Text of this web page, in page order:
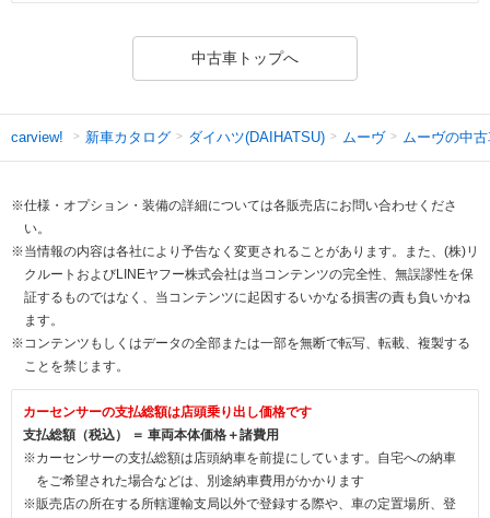
中古車トップへ
carview! 新車カタログ ダイハツ(DAIHATSU) ムーヴ ムーヴの中
※仕様・オプション・装備の詳細については各販売店にお問い合わせくださ
い。
※当情報の内容は各社により予告なく変更されることがあります。また、(株)リ
クルートおよびLINEヤフー株式会社は当コンテンツの完全性、無誤謬性を保
証するものではなく、当コンテンツに起因するいかなる損害の責も負いかね
ます。
※コンテンツもしくはデータの全部または一部を無断で転写、転載、複製する
ことを禁じます。
カーセンサーの支払総額は店頭乗り出し価格です
支払総額（税込） ＝ 車両本体価格＋諸費用
※カーセンサーの支払総額は店頭納車を前提にしています。自宅への納車
をご希望された場合などは、別途納車費用がかかります
※販売店の所在する所轄運輸支局以外で登録する際や、車の定置場所、登